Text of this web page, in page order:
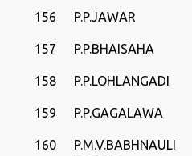
156 P.P.JAWAR
157 P.P.BHAISAHA
158 P.P.LOHLANGADI
159 P.P.GAGALAWA
160
P.M.V.BABHNAULI